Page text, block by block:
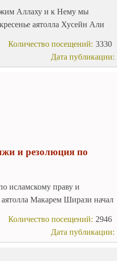
Аллаху и к Нему мы
аятолла Хусейн Али
мир и перешел в мир
3330
Количество посещений:
Дата публикации:
и резолюция по
исламскому праву и
Макарем Ширази начал
2946
Количество посещений:
Дата публикации: